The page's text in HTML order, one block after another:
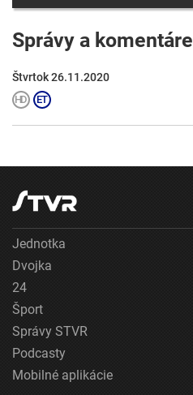
Správy a komentáre
Štvrtok 26.11.2020
Jednotka
Dvojka
24
Šport
Správy STVR
Podcasty
Mobilné aplikácie